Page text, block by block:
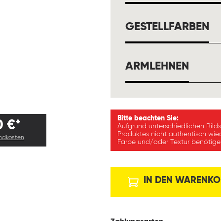
€*
GESTELLFARBEN
ARMLEHNEN
Bitte beachten Sie:
Aufgrund unterschiedlichen
Produktes nicht authentisch
Farbe und/oder Textur
IN DEN